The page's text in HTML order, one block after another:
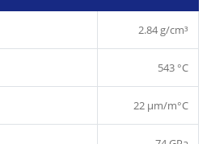
2.84 g/cm³
543 °C
22 µm/m°C